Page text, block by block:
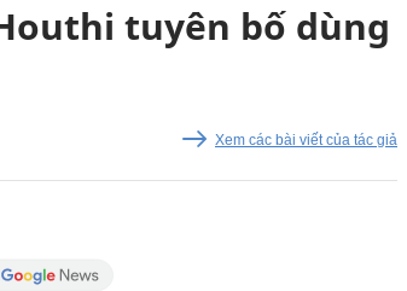
tuyên bố dùng
Xem các bài viết của tác giả